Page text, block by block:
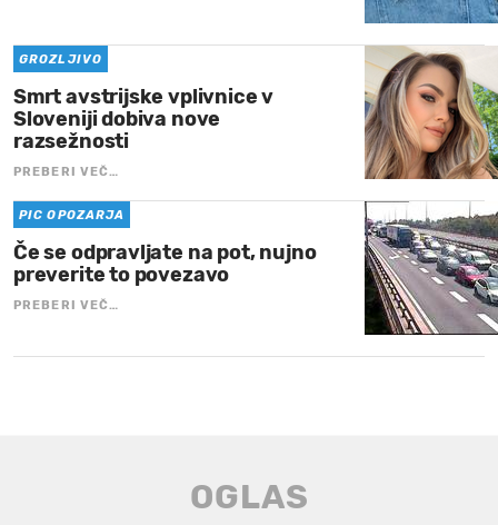
GROZLJIVO
Smrt avstrijske vplivnice v
Sloveniji dobiva nove
razsežnosti
PREBERI VEČ…
PIC OPOZARJA
Če se odpravljate na pot, nujno
preverite to povezavo
PREBERI VEČ…